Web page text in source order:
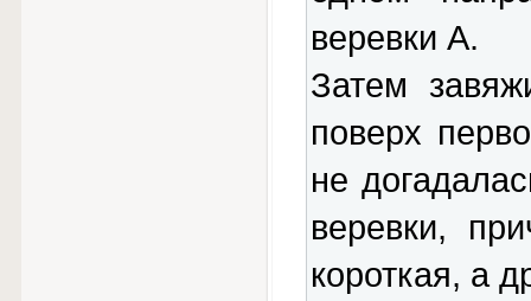
веревки А.
Затем
поверх
не
веревки,
короткая, а